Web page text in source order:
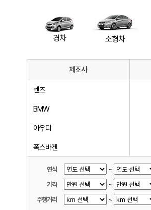
경차 소형차
제조사
벤츠
BMW
아우디
폭스바겐
랜드로버
연식 ~
가격 ~
주행거리 ~